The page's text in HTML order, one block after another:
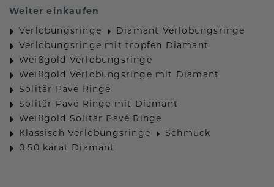
Weiter einkaufen
Verlobungsringe
Diamant Verlobungsringe
Verlobungsringe mit tropfen Diamant
Weißgold Verlobungsringe
Weißgold Verlobungsringe mit Diamant
Solitär Pavé Ringe
Solitär Pavé Ringe mit Diamant
Weißgold Solitär Pavé Ringe
Klassisch Verlobungsringe
Schmuck
0.50 karat Diamant